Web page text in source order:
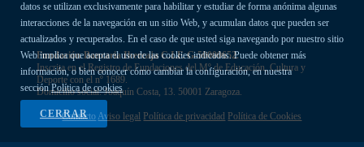
datos se utilizan exclusivamente para habilitar y estudiar de forma anónima algunas
interacciones de la navegación en un sitio Web, y acumulan datos que pueden ser
actualizados y recuperados. En el caso de que usted siga navegando por nuestro sitio
Web implica que acepta el uso de las cookies indicadas. Puede obtener más
información, o bien conocer cómo cambiar la configuración, en nuestra
secciónPolítica de cookies
CERRAR
Fundación Bancaria Ibercaja C.I.F. G-50000652.
Inscrita en el Registro de Fundaciones del Mº de Educación, Cultura y
Deporte con el nº 1689.
Domicilio social: Joaquín Costa, 13. 50001 Zaragoza.
ContactoAviso legal Política de privacidad Política de Cookies